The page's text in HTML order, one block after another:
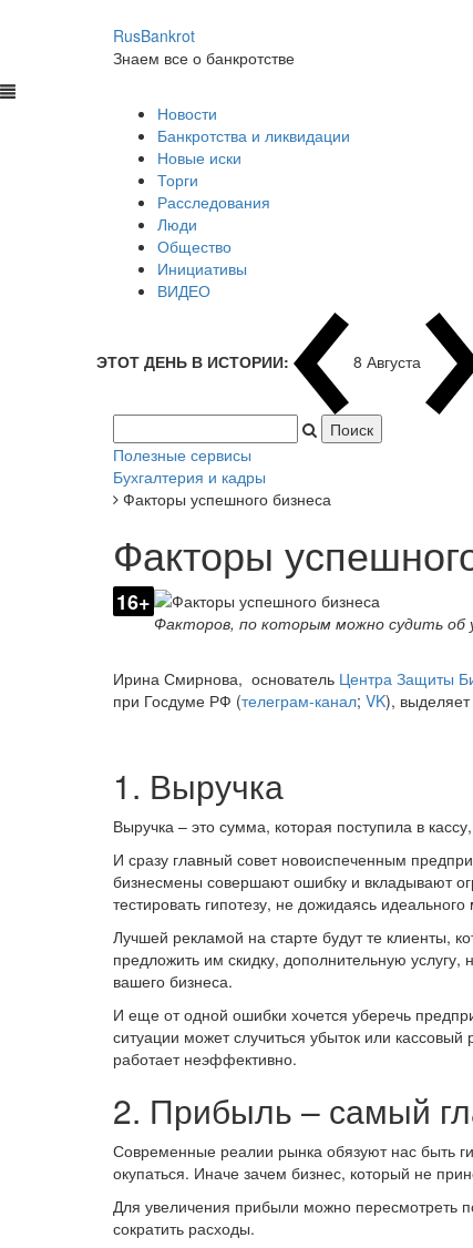
RusBankrot
Знаем все о банкротстве
Новости
Банкротства и ликвидации
Новые иски
Торги
Расследования
Люди
Общество
Инициативы
ВИДЕО
ЭТОТ ДЕНЬ В ИСТОРИИ: 8 Августа
Полезные сервисы
Бухгалтерия и кадры
Факторы успешного бизнеса
Факторы
16+
Факторов, по которым можно судить об
Ирина Смирнова, основатель Центра Защиты
при Госдуме РФ (телеграм-канал; VK), выделяет
1. Выручка
Выручка – это сумма, которая поступила в
И сразу главный совет новоиспеченным
бизнесмены совершают ошибку и вкладывают
тестировать гипотезу, не дожидаясь
Лучшей рекламой на старте будут те клиенты,
предложить им скидку, дополнительную
вашего бизнеса.
И еще от одной ошибки хочется уберечь
ситуации может случиться убыток или
работает неэффективно.
2. Прибыль – самый
Современные реалии рынка обязуют нас быть
окупаться. Иначе зачем бизнес, который не
Для увеличения прибыли можно пересмотреть
сократить расходы.